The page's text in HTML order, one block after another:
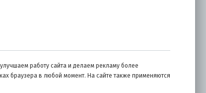
работу сайта и делаем рекламу более
браузера в любой момент. На сайте также применяются